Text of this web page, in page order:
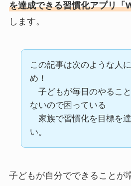
を達成できる習慣化アプリ「
します。
この記事は次のような人
め！
子どもが毎日のやるこ
ないので困っている
家族で習慣化を目標を
い。
子どもが自分でできることが